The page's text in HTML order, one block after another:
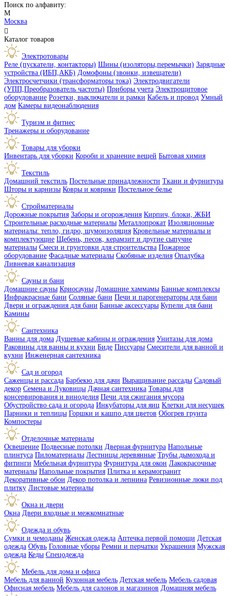
Поиск по алфавиту:
М
Москва

Каталог товаров
Электротовары
Реле (пускатели, контакторы) Шины (изоляторы,перемычки) Зарядные
устройства (ИБП,АКБ) Домофоны (звонки, извещатели)
Электросчетчики (трансформаторы тока) Электродвигатели
(УПП,Преобразователь частоты) Приборы учета Электрощитовое
оборудование Розетки, выключатели и рамки Кабель и провод Умный
дом Камеры видеонаблюдения
Туризм и фитнес
Тренажеры и оборудование
Товары для уборки
Инвентарь для уборки Короби и хранение вещей Бытовая химия
Текстиль
Домашний текстиль Постельные принадлежности Ткани и фурнитура
Шторы и карнизы Ковры и коврики Постельное белье
Стройматериалы
Дорожные покрытия Заборы и огорождения Кирпич, блоки, ЖБИ
Строительные расходные материалы Металлопрокат Изоляционные
материалы: тепло, гидро, шумоизоляция Кровельные материалы и
комплектующие Щебень, песок, керамзит и другие сыпучие
материалы Смеси и грунтовки для строительства Пожарное
оборудование Фасадные материалы Скобяные изделия Опалубка
Ливневая канализация
Сауны и бани
Домашние сауны Криосауны Домашние хаммамы Банные комплексы
Инфракрасные бани Соляные бани Печи и парогенераторы для бани
Двери и ограждения для бани Банные аксессуары Купели для бани
Камины
Сантехника
Ванны для дома Душевые кабины и ограждения Унитазы для дома
Раковины для ванны и кухни Биде Писсуары Смесители для ванной и
кухни Инженерная сантехника
Сад и огород
Саженцы и рассада Барбекю для дачи Выращивание рассады Садовый
декор Семена и Луковицы Дачная сантехника Товары для
консервирования и виноделия Печи для сжигания мусора
Обустройство сада и огорода Инкубаторы для яиц Клетки для несушек
Парники и теплицы Горшки и кашпо для цветов Обогрев грунта
Компостеры
Отделочные материалы
Освещение Подвесные потолки Дверная фурнитура Напольные
плинтуса Пиломатериалы Лестницы деревянные Трубы дымохода и
фитинги Мебельная фурнитура Фурнитура для окон Лакокрасочные
материалы Напольные покрытия Плитка и керамогранит
Декоративные обои Декор потолка и лепнина Ревизионные люки под
плитку Листовые материалы
Окна и двери
Окна Двери входные и межкомнатные
Одежда и обувь
Сумки и чемоданы Женская одежда Аптечка первой помощи Детская
одежда Обувь Головные уборы Ремни и перчатки Украшения Мужская
одежда Кеды Спецодежда
Мебель для дома и офиса
Мебель для ванной Кухонная мебель Детская мебель Мебель садовая
Офисная мебель Мебель для салонов и магазинов Домашняя мебель